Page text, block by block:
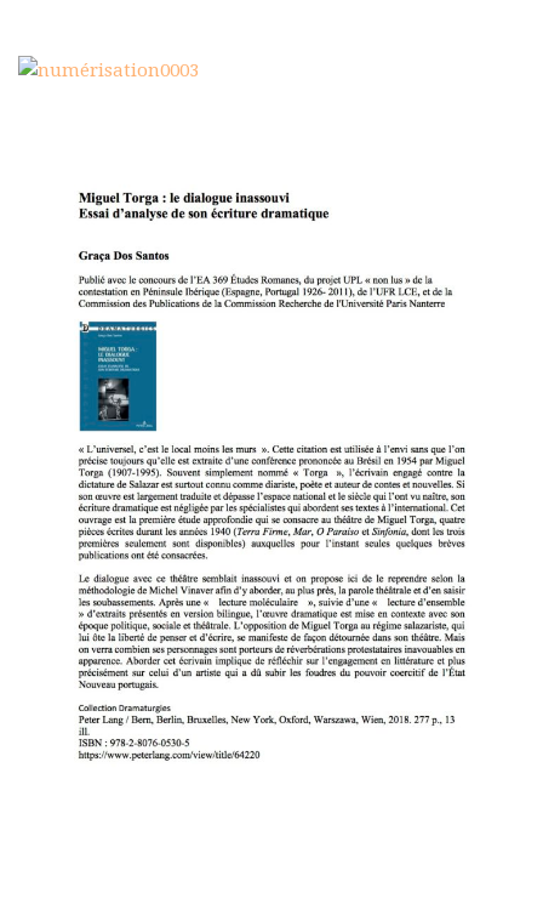
Concours
Agrégation et Capes
« Au menu »
Actualités
Annonces
Minutes de Fred
Vous abonner / commander un numéro
Vous abonner
Commander un numéro PDF
Commander un numéro papier
Pour publier / Normes
Pour publier
Normes typographiques